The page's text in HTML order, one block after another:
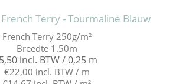
Terry - Tourmaline Blauw
French Terry 250g/m²
Breedte 1.50m
incl. BTW / 0,25 m
€22,00 incl. BTW / m